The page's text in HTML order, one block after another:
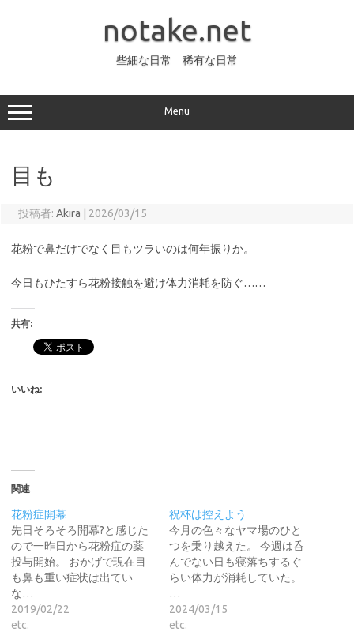
ッ
プ
notake.net
些細な日常 稀有な日常
Menu
目も
投稿者: Akira 2026/03/15
花粉で鼻だけでなく目もツラいのは何年振りか。
今日もひたすら花粉接触を避け体力消耗を防ぐ……
共有:
いいね:
関連
花粉症開幕
先日そろそろ開幕?と感じた
ので一昨日から花粉症の薬
投与開始。 おかげで現在目
も鼻も重い症状は出てい
な…
2019/02/22
etc.
祝杯は控えよう
今月の色々なヤマ場のひと
つを乗り越えた。 今週は呑
んでない日も寝落ちするぐ
らい体力が消耗していた。
…
2024/03/15
etc.